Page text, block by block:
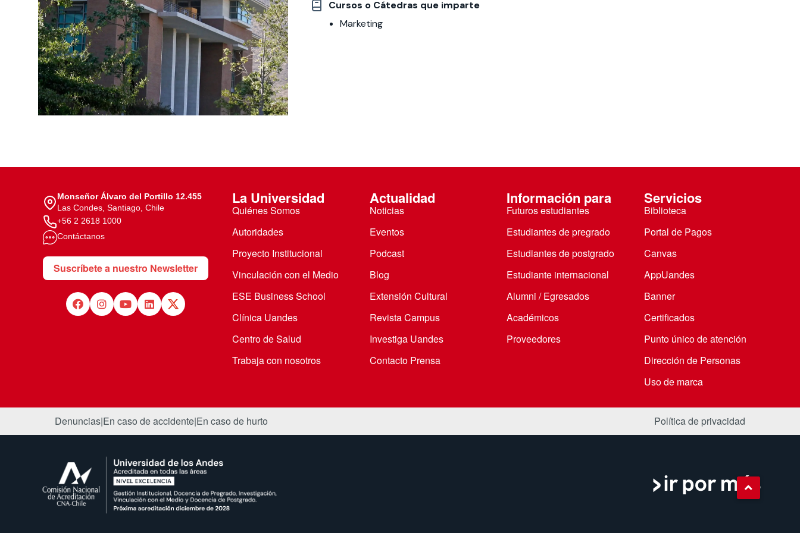
Te puede interesar:International studentsFacultades
Te puede interesar:Explora el campus Uandes Noticias estudiantiles
Cursos o Cátedras que imparte
Marketing
Monseñor Álvaro del Portillo 12.455
Las Condes, Santiago, Chile
+56 2 2618 1000
Contáctanos
Suscríbete a nuestro Newsletter
La Universidad
Quiénes Somos
Autoridades
Proyecto Institucional
Vinculación con el Medio
ESE Business School
Clínica Uandes
Centro de Salud
Trabaja con nosotros
Actualidad
Noticias
Eventos
Podcast
Blog
Extensión Cultural
Revista Campus
Investiga Uandes
Contacto Prensa
Información para
Futuros estudiantes
Estudiantes de pregrado
Estudiantes de postgrado
Estudiante internacional
Alumni / Egresados
Académicos
Proveedores
Servicios
Biblioteca
Portal de Pagos
Canvas
AppUandes
Banner
Certificados
Punto único de atención
Dirección de Personas
Uso de marca
Denuncias|En caso de accidente|En caso de hurto Política de privacidad